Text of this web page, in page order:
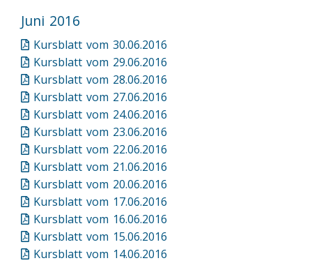
Juni 2016
Kursblatt vom 30.06.2016
Kursblatt vom 29.06.2016
Kursblatt vom 28.06.2016
Kursblatt vom 27.06.2016
Kursblatt vom 24.06.2016
Kursblatt vom 23.06.2016
Kursblatt vom 22.06.2016
Kursblatt vom 21.06.2016
Kursblatt vom 20.06.2016
Kursblatt vom 17.06.2016
Kursblatt vom 16.06.2016
Kursblatt vom 15.06.2016
Kursblatt vom 14.06.2016